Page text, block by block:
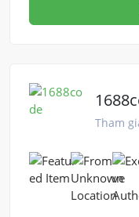
Tham